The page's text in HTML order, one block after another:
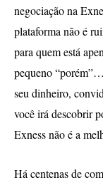
negociação na
plataforma não é
para quem está
pequeno
seu dinheiro,
você irá descobrir
Exness não é a
Há centenas de